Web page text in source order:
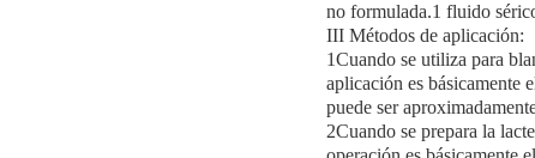
no formulada.1 fluido
III Métodos de aplicación:
1Cuando se utiliza para
aplicación es básicamente
puede ser
2Cuando se prepara la